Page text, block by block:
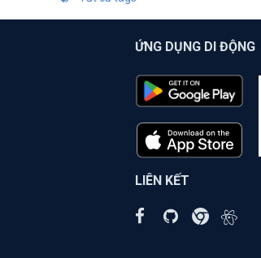
ỨNG DỤNG DI ĐỘNG
LIÊN KẾT